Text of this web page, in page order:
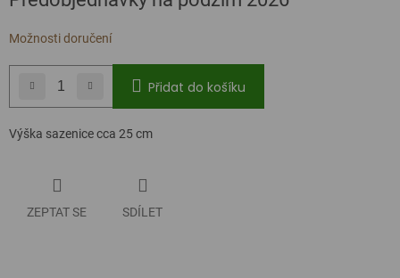
Možnosti doručení
Přidat do košíku
Výška sazenice cca 25 cm
ZEPTAT SE SDÍLET